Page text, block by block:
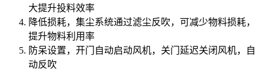
大提升投料效率
降低损耗，集尘系统通过滤尘反吹，可减少物料损耗，
提升物料利用率
防呆设置，开门自动启动风机，关门延迟关闭风机，自
动反吹